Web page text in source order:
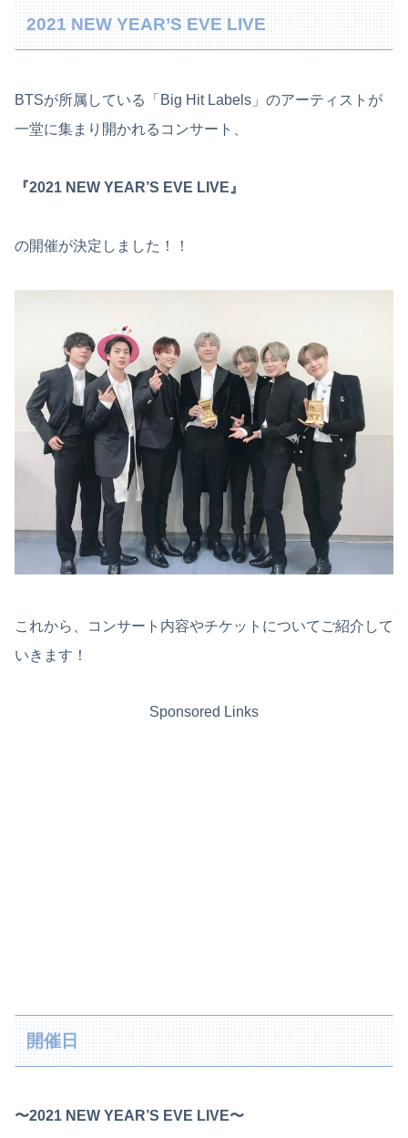
2021 NEW YEAR’S EVE LIVE
BTSが所属している「Big Hit Labels」のアーティストが
一堂に集まり開かれるコンサート、
『2021 NEW YEAR’S EVE LIVE』
の開催が決定しました！！
これから、コンサート内容やチケットについてご紹介して
いきます！
Sponsored Links
開催日
〜2021 NEW YEAR’S EVE LIVE〜